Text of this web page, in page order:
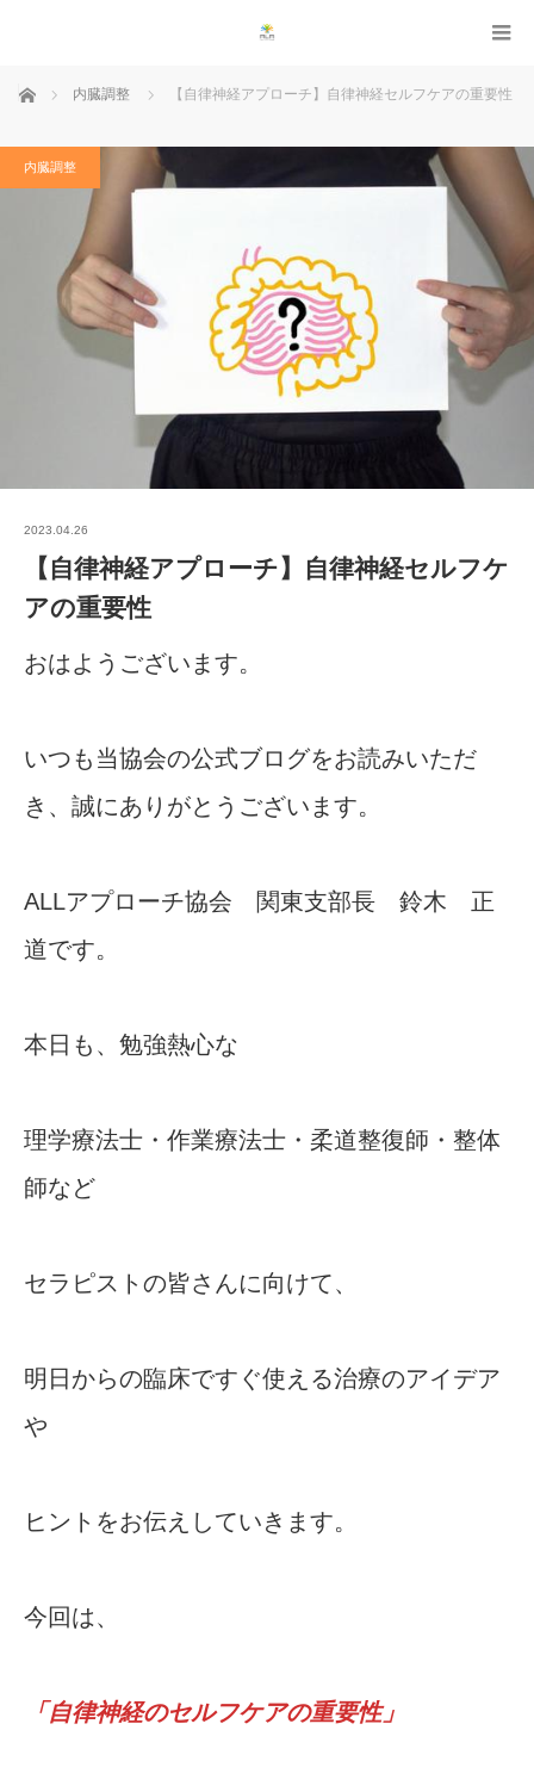
ホーム 内臓調整 【自律神経アプローチ】自律神経セルフケアの重要性
内臓調整
2023.04.26
【自律神経アプローチ】自律神経セルフケ
アの重要性
おはようございます。
いつも当協会の公式ブログをお読みいただ
き、誠にありがとうございます。
ALLアプローチ協会 関東支部長 鈴木 正
道です。
本日も、勉強熱心な
理学療法士・作業療法士・柔道整復師・整体
師など
セラピストの皆さんに向けて、
明日からの臨床ですぐ使える治療のアイデア
や
ヒントをお伝えしていきます。
今回は、
「自律神経のセルフケアの重要性」